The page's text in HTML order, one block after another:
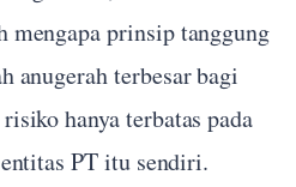
mengapa prinsip tanggung
anugerah terbesar bagi
hanya terbatas pada
PT itu sendiri.